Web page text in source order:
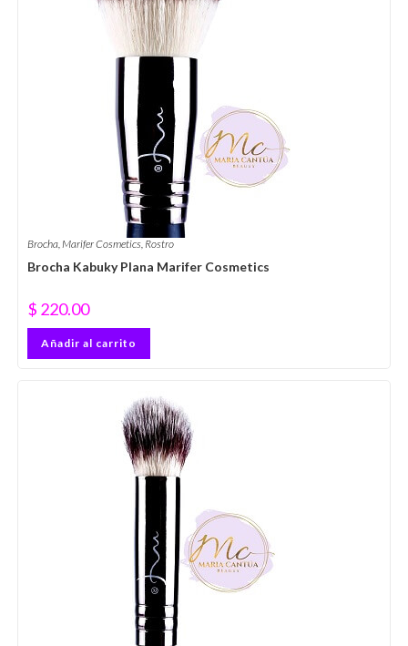
Brocha, Marifer Cosmetics, Rostro
Brocha Kabuky Plana Marifer Cosmetics
$ 220.00
Añadir al carrito